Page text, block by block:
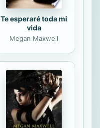
Te esperaré toda mi
vida
Megan Maxwell